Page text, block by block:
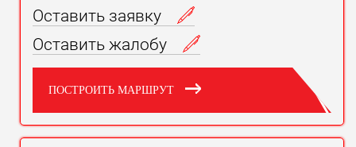
Оставить заявку
Оставить жалобу
ПОСТРОИТЬ МАРШРУТ